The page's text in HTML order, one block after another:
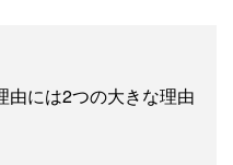
由には2つの大きな理由